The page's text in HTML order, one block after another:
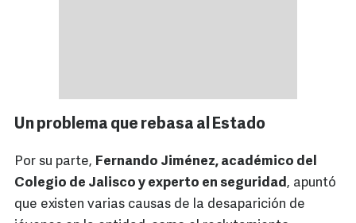
Un problema que rebasa al Estado
Por su parte, Fernando Jiménez, académico del
Colegio de Jalisco y experto en seguridad, apuntó
que existen varias causas de la desaparición de